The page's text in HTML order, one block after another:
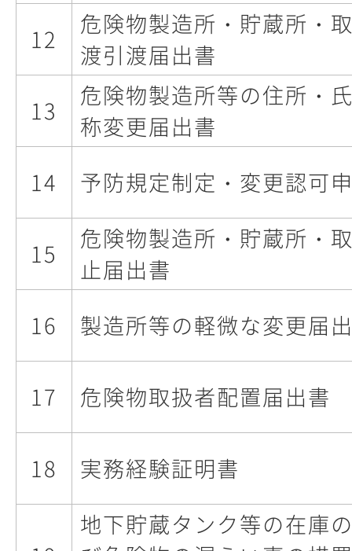
12
危険物製造所・貯蔵所・
渡引渡届出書
13
危険物製造所等の住所・
称変更届出書
14
予防規定制定・変更認可
15
危険物製造所・貯蔵所・
止届出書
16
製造所等の軽微な変更届
17 危険物取扱者配置届出書
18 実務経験証明書
地下貯蔵タンク等の在庫